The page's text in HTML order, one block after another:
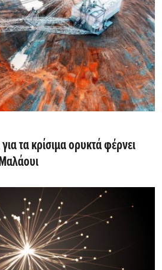
τα κρίσιμα ορυκτά φέρνει